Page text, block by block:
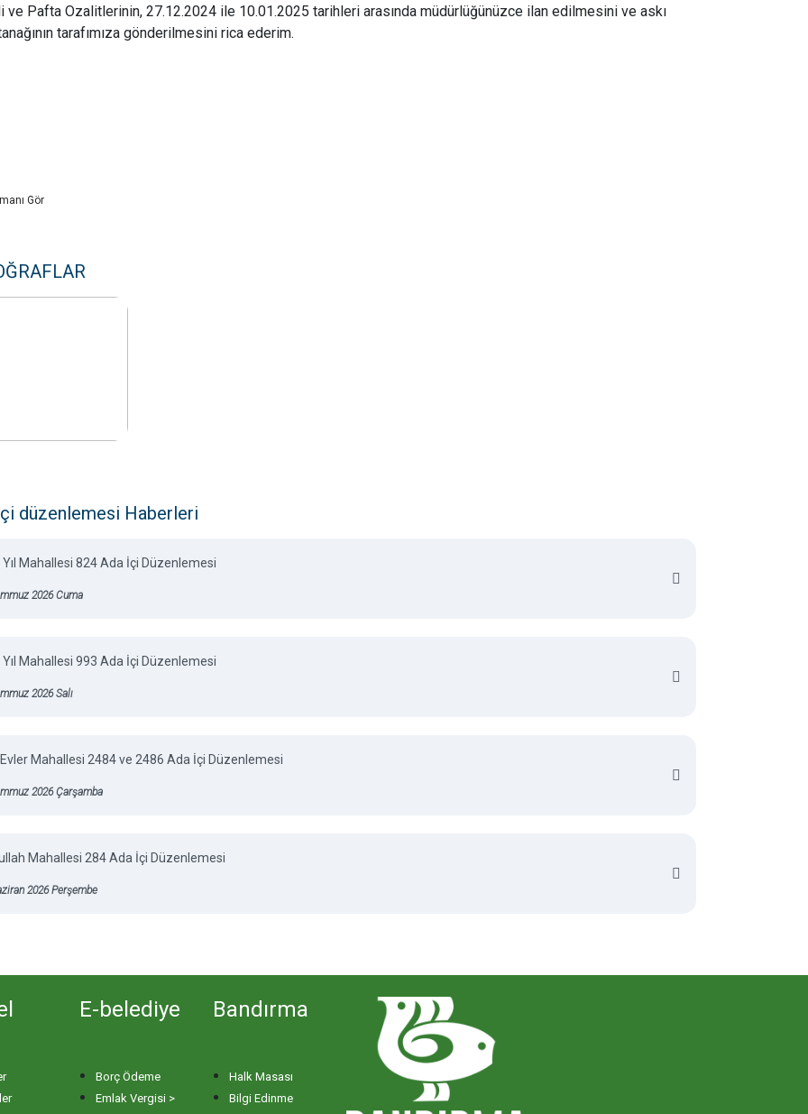
ve Pafta Ozalitlerinin, 27.12.2024 ile 10.01.2025 tarihleri arasında müdürlüğünüzce ilan edilmesini ve askı
tarafımıza gönderilmesini rica ederim.
Gör
düzenlemesi Haberleri
Yıl Mahallesi 824 Ada İçi Düzenlemesi
2026 Cuma
Yıl Mahallesi 993 Ada İçi Düzenlemesi
2026 Salı
Mahallesi 2484 ve 2486 Ada İçi Düzenlemesi
2026 Çarşamba
Mahallesi 284 Ada İçi Düzenlemesi
2026 Perşembe
E-belediye
Borç Ödeme
Emlak Vergisi >
Bandırma
Halk Masası
Bilgi Edinme